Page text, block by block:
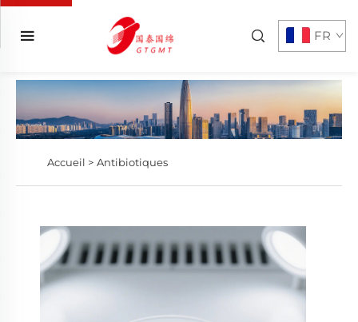
FR
Accueil > Antibiotiques